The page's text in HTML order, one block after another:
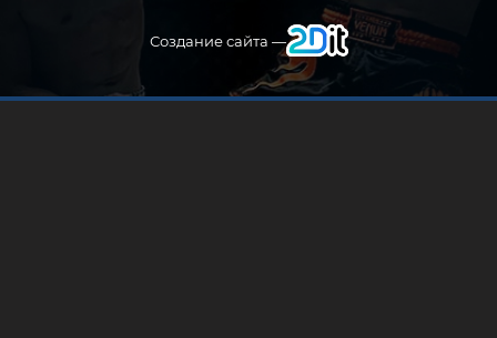
Создание сайта —